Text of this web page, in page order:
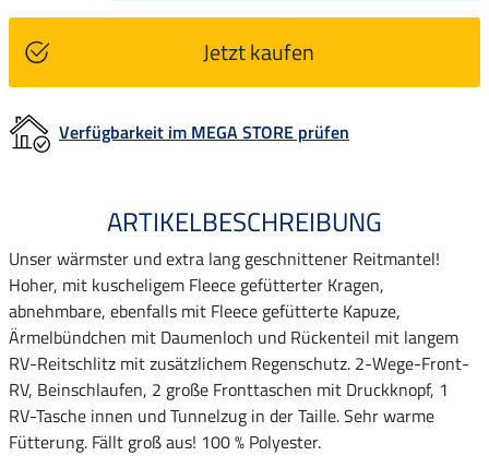
Jetzt kaufen
Verfügbarkeit im MEGA STORE prüfen
ARTIKELBESCHREIBUNG
Unser wärmster und extra lang geschnittener Reitmantel!
Hoher, mit kuscheligem Fleece gefütterter Kragen,
abnehmbare, ebenfalls mit Fleece gefütterte Kapuze,
Ärmelbündchen mit Daumenloch und Rückenteil mit langem
RV-Reitschlitz mit zusätzlichem Regenschutz. 2-Wege-Front-
RV, Beinschlaufen, 2 große Fronttaschen mit Druckknopf, 1
RV-Tasche innen und Tunnelzug in der Taille. Sehr warme
Fütterung. Fällt groß aus! 100 % Polyester.